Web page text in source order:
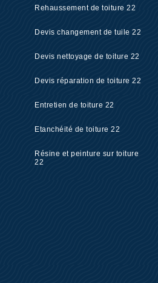
Rehaussement de toiture 22
Devis changement de tuile 22
Devis nettoyage de toiture 22
Devis réparation de toiture 22
Entretien de toiture 22
Etanchéité de toiture 22
Résine et peinture sur toiture
22